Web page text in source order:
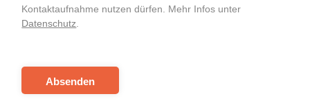
Kontaktaufnahme nutzen dürfen. Mehr Infos unter
Datenschutz.
Absenden